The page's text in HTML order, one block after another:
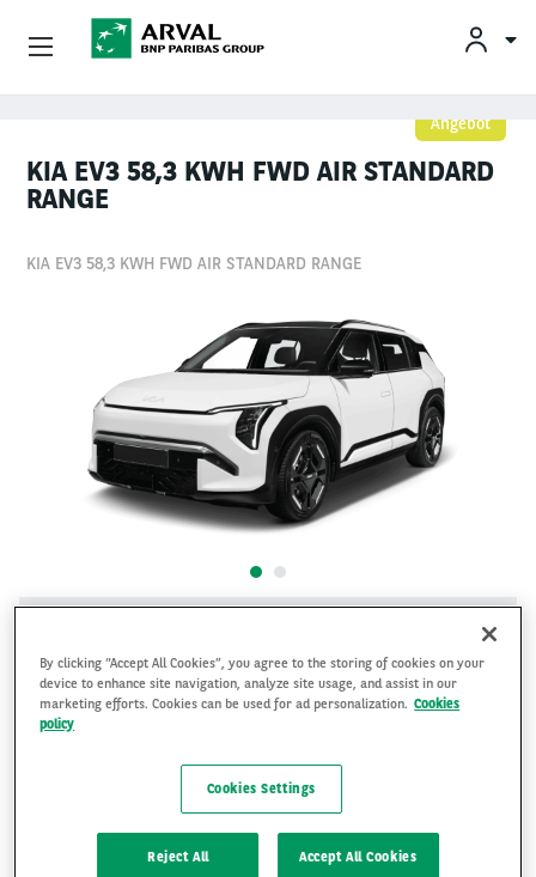
KIA EV3 58,3 KWH FWD AIR STANDARD
RANGE
Angebot
KIA EV3 58,3 KWH FWD AIR STANDARD RANGE
329 €
zzgl. USt.
pro Monat
Inkludierte Kilometer 10000
Ihre Anforderungen
Über Arval
By clicking “Accept All Cookies”, you agree to the storing of cookies on your
device to enhance site navigation, analyze site usage, and assist in our
marketing efforts. Cookies can be used for ad personalization. Cookies
policy
Cookies Settings
Reject All Accept All Cookies